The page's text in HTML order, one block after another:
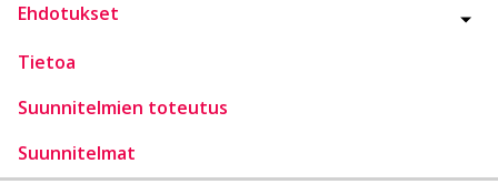
Ehdotukset
Tietoa
Suunnitelmien toteutus
Suunnitelmat